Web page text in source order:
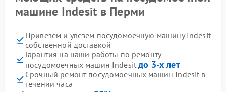
машине Indesit в Перми
Привезем и увезем посудомоечную машину Indesit
собственной доставкой
Гарантия на наши работы по ремонту
посудомоечных машин Indesitдо 3-х лет
Срочный ремонт посудомоечных машин Indesit в
течении часа